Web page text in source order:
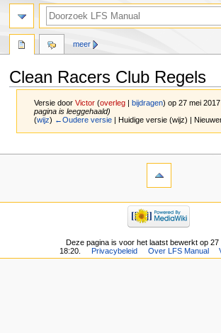
Clean Racers Club Regels
Versie doorVictor (overleg |bijdragen) op 27 mei
pagina is leeggehaald)
(wijz) ←Oudere versie | Huidige versie (wijz) |
meer
Deze pagina is voor het laatst bewerkt op 27
18:20.
Privacybeleid Over LFS Manual